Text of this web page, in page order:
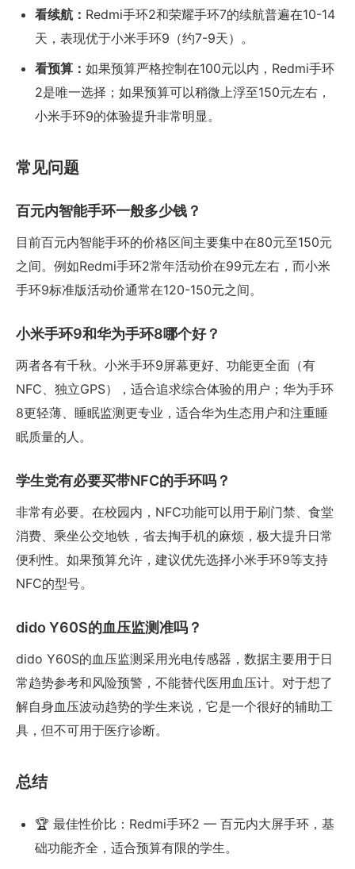
看续航： Redmi手环2和荣耀手环7的续航普遍在10-14
天，表现优于小米手环9（约7-9天）。
看预算： 如果预算严格控制在100元以内，Redmi手环
2是唯一选择；如果预算可以稍微上浮至150元左右，
小米手环9的体验提升非常明显。
常见问题
百元内智能手环一般多少钱？
目前百元内智能手环的价格区间主要集中在80元至150元
之间。例如Redmi手环2常年活动价在99元左右，而小米
手环9标准版活动价通常在120-150元之间。
小米手环9和华为手环8哪个好？
两者各有千秋。小米手环9屏幕更好、功能更全面（有
NFC、独立GPS），适合追求综合体验的用户；华为手环
8更轻薄、睡眠监测更专业，适合华为生态用户和注重睡
眠质量的人。
学生党有必要买带NFC的手环吗？
非常有必要。在校园内，NFC功能可以用于刷门禁、食堂
消费、乘坐公交地铁，省去掏手机的麻烦，极大提升日常
便利性。如果预算允许，建议优先选择小米手环9等支持
NFC的型号。
dido Y60S的血压监测准吗？
dido Y60S的血压监测采用光电传感器，数据主要用于日
常趋势参考和风险预警，不能替代医用血压计。对于想了
解自身血压波动趋势的学生来说，它是一个很好的辅助工
具，但不可用于医疗诊断。
总结
🏆 最佳性价比：Redmi手环2 — 百元内大屏手环，基
础功能齐全，适合预算有限的学生。